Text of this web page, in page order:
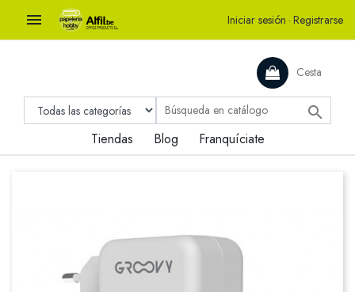
 Iniciar sesión · Registrarse
Cesta

Tiendas Blog Franquíciate